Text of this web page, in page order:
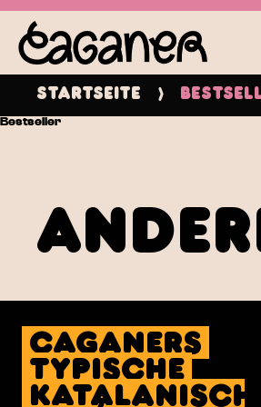
Startseite
Bestseller
Caganers
Typische
katalanische